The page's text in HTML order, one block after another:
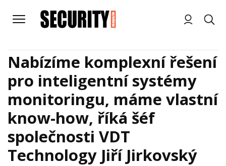
Nabízíme komplexní řešení
pro inteligentní systémy
monitoringu, máme vlastní
know-how, říká šéf
společnosti VDT
Technology Jiří Jirkovský